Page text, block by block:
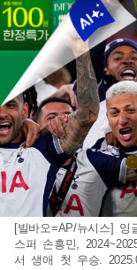
[빌바오=AP/뉴시스] 잉
스퍼 손흥민,
서 생애 첫 우승.